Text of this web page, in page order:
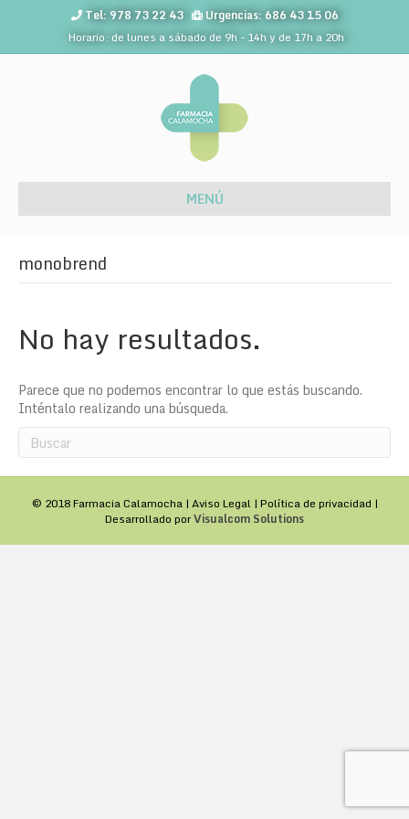
Tel: 978 73 22 43
Urgencias: 686 43 15 06
Horario: de lunes a sábado de 9h - 14h y de 17h a 20h
MENÚ
monobrend
No hay resultados.
Parece que no podemos encontrar lo que estás buscando.
Inténtalo realizando una búsqueda.
© 2018 Farmacia Calamocha | Aviso Legal| Política de privacidad |
Desarrollado porVisualcom Solutions